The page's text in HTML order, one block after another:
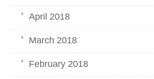
April 2018
March 2018
February 2018